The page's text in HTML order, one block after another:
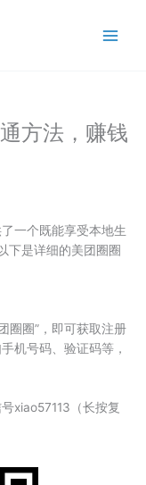
方法，赚钱
一个既能享受本地生
下是详细的美团圈圈
圈圈”，即可获取注册
机号码、验证码等，
xiao57113（长按复